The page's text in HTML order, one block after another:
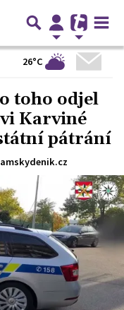
26°C
toho odjel
Karviné
pátrání